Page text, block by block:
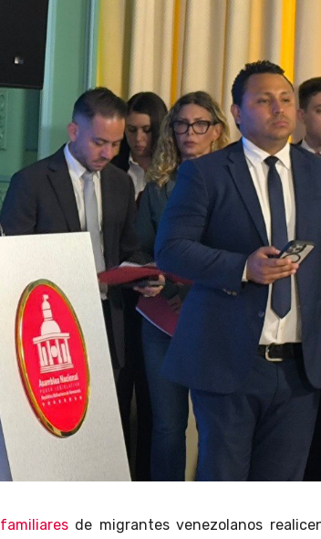
familiaresde migrantes venezolanos